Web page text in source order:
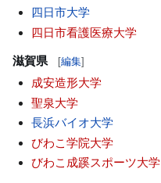
四日市大学
四日市看護医療大学
滋賀県 [編集]
成安造形大学
聖泉大学
長浜バイオ大学
びわこ学院大学
びわこ成蹊スポーツ大学